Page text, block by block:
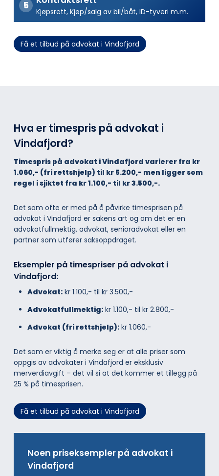
Kjøpsrett, Kjøp/salg av bil/båt, ID-tyveri m.m.
Få et tilbud på advokat i Vindafjord
Hva er timespris på advokat i
Vindafjord?
Timespris på advokat i Vindafjord varierer fra kr
1.060,- (fri rettshjelp) til kr 5.200,- men ligger som
regel i sjiktet fra kr 1.100,- til kr 3.500,-.
Det som ofte er med på å påvirke timesprisen på
advokat i Vindafjord er sakens art og om det er en
advokatfullmektig, advokat, senioradvokat eller en
partner som utfører saksoppdraget.
Eksempler på timespriser på advokat i
Vindafjord:
Advokat: kr 1.100,- til kr 3.500,-
Advokatfullmektig: kr 1.100,- til kr 2.800,-
Advokat (fri rettshjelp): kr 1.060,-
Det som er viktig å merke seg er at alle priser som
oppgis av advokater i Vindafjord er eksklusiv
merverdiavgift – det vil si at det kommer et tillegg på
25 % på timesprisen.
Få et tilbud på advokat i Vindafjord
Noen priseksempler på advokat i
Vindafjord